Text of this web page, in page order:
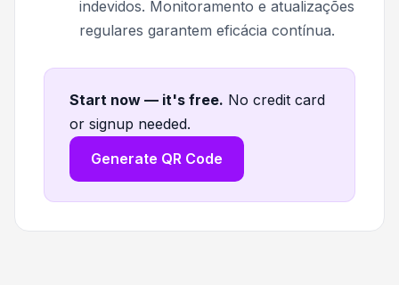
indevidos. Monitoramento e atualizações
regulares garantem eficácia contínua.
Start now — it's free. No credit card
or signup needed.
Generate QR Code